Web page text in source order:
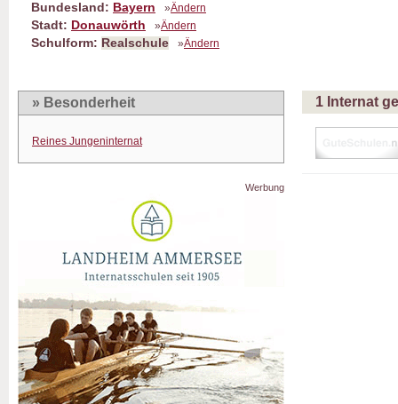
Bundesland: Bayern »Ändern
Stadt: Donauwörth »Ändern
Schulform: Realschule »Ändern
» Besonderheit
Reines Jungeninternat
Werbung
1 Internat